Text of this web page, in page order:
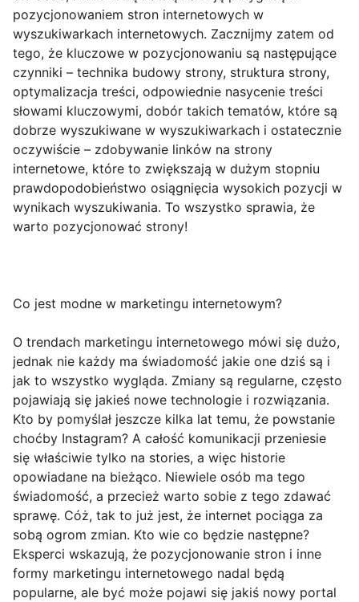
pozycjonowaniem stron internetowych w
wyszukiwarkach internetowych. Zacznijmy zatem od
tego, że kluczowe w pozycjonowaniu są następujące
czynniki – technika budowy strony, struktura strony,
optymalizacja treści, odpowiednie nasycenie treści
słowami kluczowymi, dobór takich tematów, które są
dobrze wyszukiwane w wyszukiwarkach i ostatecznie
oczywiście – zdobywanie linków na strony
internetowe, które to zwiększają w dużym stopniu
prawdopodobieństwo osiągnięcia wysokich pozycji w
wynikach wyszukiwania. To wszystko sprawia, że
warto pozycjonować strony!
Co jest modne w marketingu internetowym?
O trendach marketingu internetowego mówi się dużo,
jednak nie każdy ma świadomość jakie one dziś są i
jak to wszystko wygląda. Zmiany są regularne, często
pojawiają się jakieś nowe technologie i rozwiązania.
Kto by pomyślał jeszcze kilka lat temu, że powstanie
choćby Instagram? A całość komunikacji przeniesie
się właściwie tylko na stories, a więc historie
opowiadane na bieżąco. Niewiele osób ma tego
świadomość, a przecież warto sobie z tego zdawać
sprawę. Cóż, tak to już jest, że internet pociąga za
sobą ogrom zmian. Kto wie co będzie następne?
Eksperci wskazują, że pozycjonowanie stron i inne
formy marketingu internetowego nadal będą
popularne, ale być może pojawi się jakiś nowy portal